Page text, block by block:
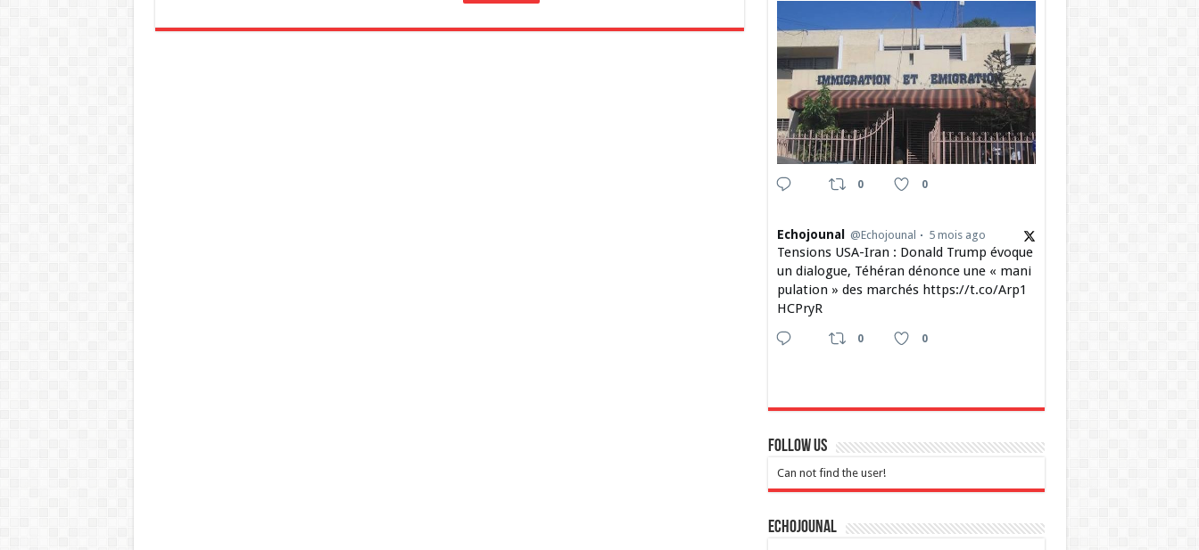
0 0
Echojounal @Echojounal 5 mois ago
Tensions USA-Iran : Donald Trump évoque
un dialogue, Téhéran dénonce une « mani
pulation » des marchés https://t.co/Arp1
HCPryR
0 0
Follow Us
Can not find the user!
Echojounal